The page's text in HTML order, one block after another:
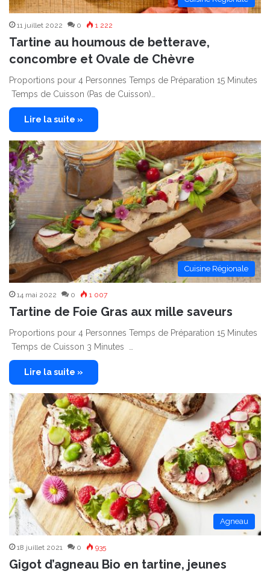
11 juillet 2022 0 1 222
Tartine au houmous de betterave,
concombre et Ovale de Chèvre
Proportions pour 4 Personnes Temps de Préparation 15 Minutes
Temps de Cuisson (Pas de Cuisson)…
Lire la suite »
Cuisine Régionale
14 mai 2022 0 1 007
Tartine de Foie Gras aux mille saveurs
Proportions pour 4 Personnes Temps de Préparation 15 Minutes
Temps de Cuisson 3 Minutes …
Lire la suite »
Agneau
18 juillet 2021 0 935
Gigot d’agneau Bio en tartine, jeunes